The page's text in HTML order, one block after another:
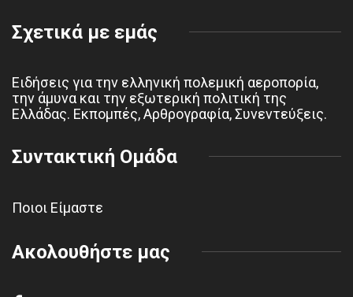
Σχετικά με εμάς
Ειδήσεις για την ελληνική πολεμική αεροπορία,
την άμυνα και την εξωτερική πολιτική της
Ελλάδας. Εκπομπές, Αρθρογραφία, Συνεντεύξεις.
Συντακτική Ομάδα
Ποιοι Είμαστε
Ακολουθήστε μας